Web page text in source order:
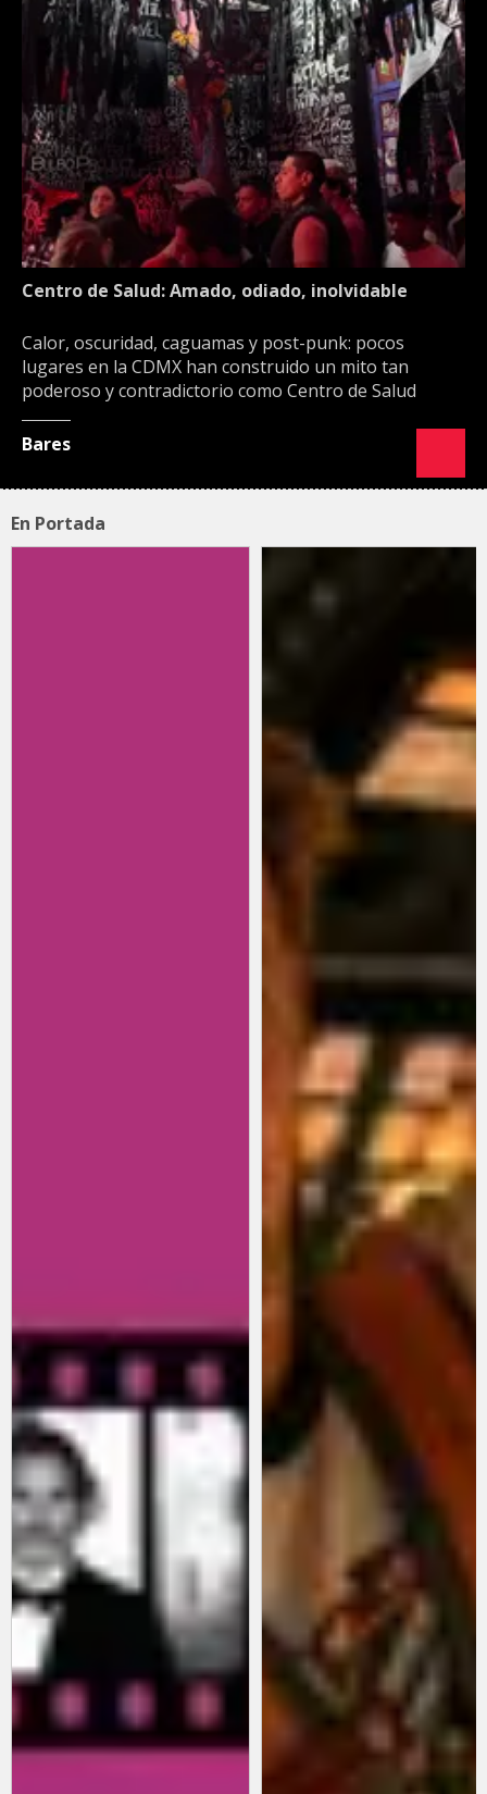
Centro de Salud: Amado, odiado, inolvidable
Calor, oscuridad, caguamas y post-punk: pocos
lugares en la CDMX han construido un mito tan
poderoso y contradictorio como Centro de Salud
Bares
En Portada